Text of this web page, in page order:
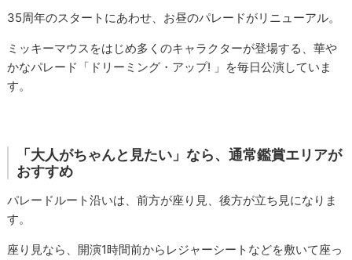
35周年のスタートにあわせ、お昼のパレードがリニューアル。
ミッキーマウスをはじめ多くのキャラクターが登場する、華や
かなパレード「ドリーミング・アップ! 」を毎日公演していま
す。
「大人がちゃんと見たい」なら、通常鑑賞エリアが
おすすめ
パレードルート沿いは、前方が座り見、後方が立ち見になりま
す。
座り見なら、開演1時間前からレジャーシートなどを敷いて座っ